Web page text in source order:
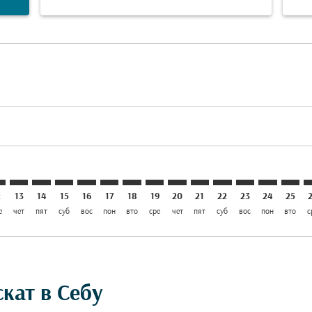
13
чет
14
пят
15
суб
16
вос
17
пон
18
вто
MCT–CEB: cmp-view-offers-
19
сре
MCT–CEB: cmp-view-
20
чет
MCT–CEB: cmp-view-
21
пят
MCT–CEB: cmp-
22
суб
MCT–CEB:
23
вос
24
пон
25
вто
в Себу